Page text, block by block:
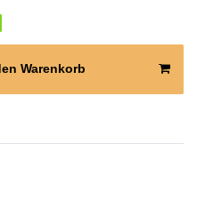
Warenkorb